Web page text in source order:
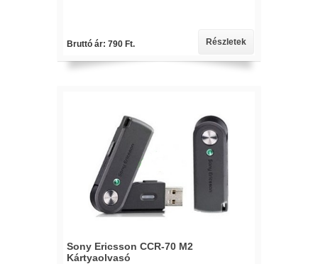
Bruttó ár: 790 Ft. Részletek
Sony Ericsson CCR-70 M2
Kártyaolvasó